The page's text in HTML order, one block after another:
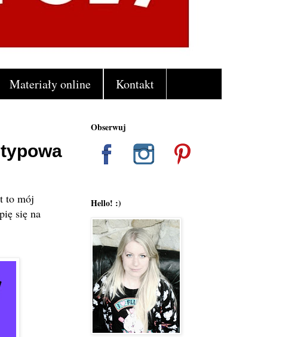
Materiały online Kontakt
to mój
się na
Obserwuj
Hello! :)